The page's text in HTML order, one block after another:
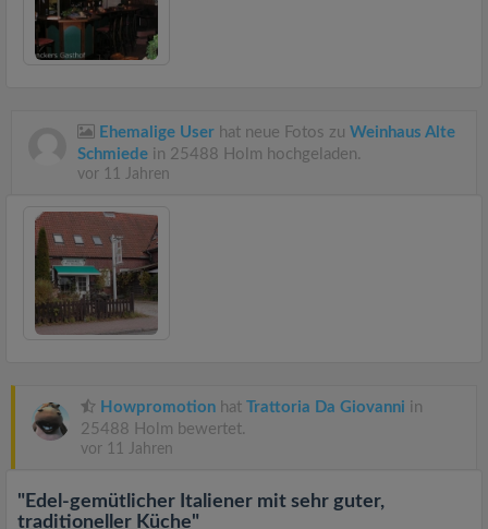
Ehemalige User hat neue Fotos zu Weinhaus Alte
Schmiede in 25488 Holm hochgeladen.
vor 11 Jahren
Howpromotion hat Trattoria Da Giovanni in
25488 Holm bewertet.
vor 11 Jahren
"Edel-gemütlicher Italiener mit sehr guter,
traditioneller Küche"